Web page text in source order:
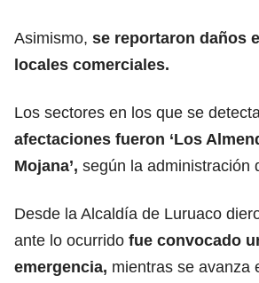
Asimismo, se reportaron daños
locales comerciales.
Los sectores en los que se
afectaciones fueron ‘Los
Mojana’, según la administración
Desde la Alcaldía de Luruaco
ante lo ocurrido fue convocado
emergencia, mientras se avanza